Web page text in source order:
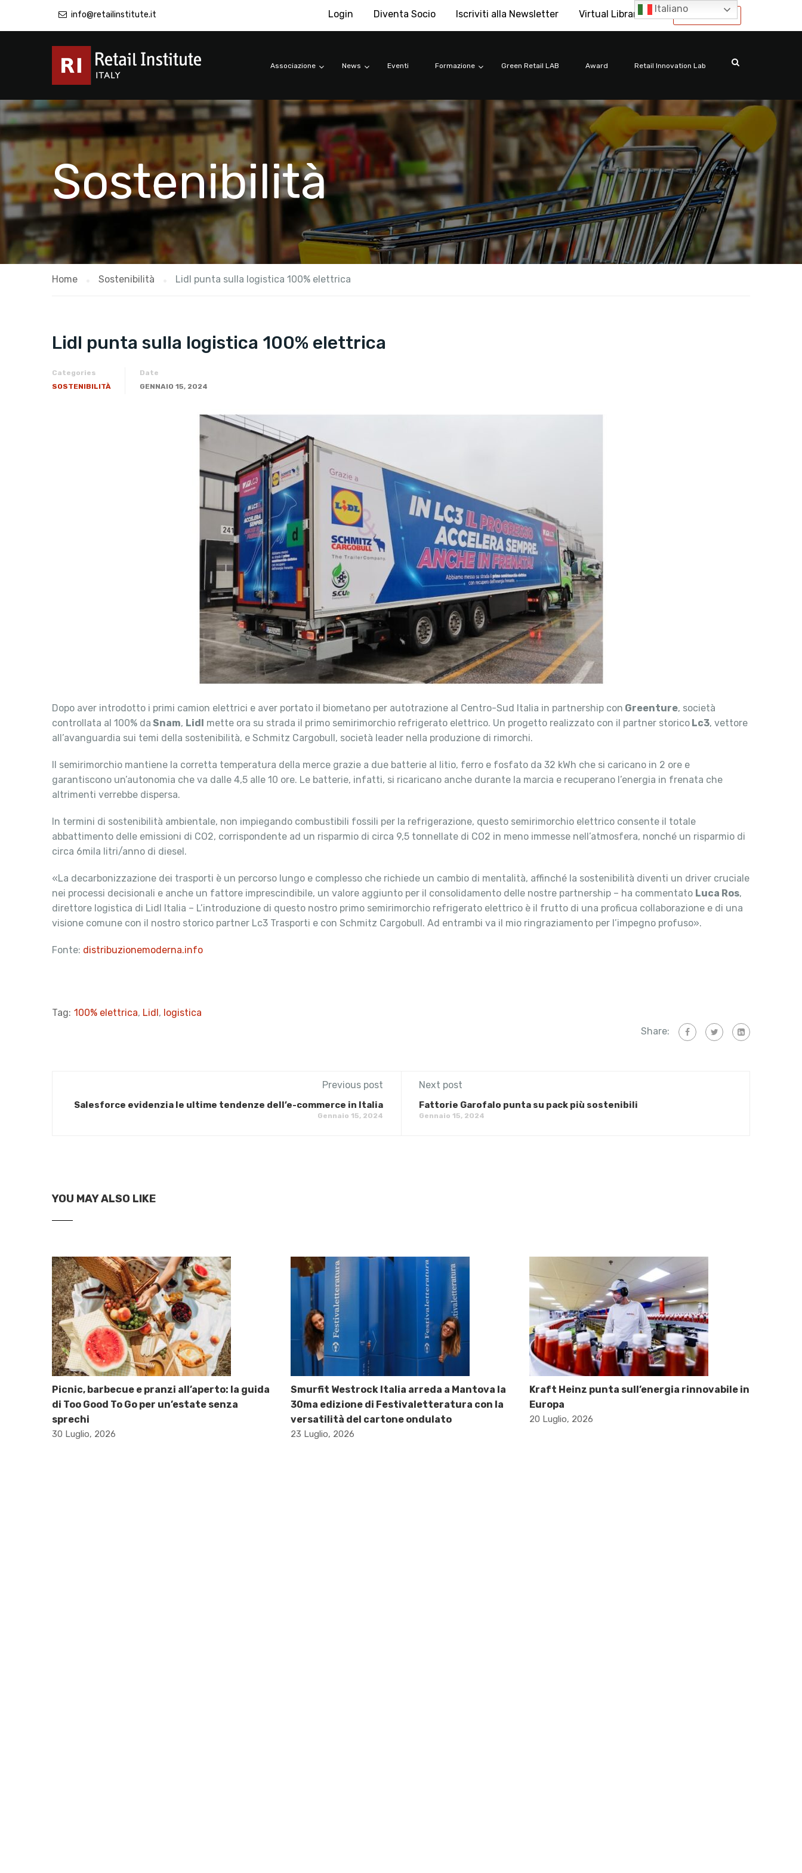
info@retailinstitute.it International
Login Diventa Socio Iscriviti alla Newsletter Virtual Library
Associazione News Eventi Formazione Green Retail LAB Award Retail Innovation Lab
Sostenibilità
Home Sostenibilità Lidl punta sulla logistica 100% elettrica
Lidl punta sulla logistica 100% elettrica
Categories
SOSTENIBILITÀ
Date
GENNAIO 15, 2024
Dopo aver introdotto i primi camion elettrici e aver portato il biometano per autotrazione al Centro-Sud Italia in partnership con Greenture, società
controllata al 100% da Snam, Lidl mette ora su strada il primo semirimorchio refrigerato elettrico. Un progetto realizzato con il partner storico Lc3, vettore
all’avanguardia sui temi della sostenibilità, e Schmitz Cargobull, società leader nella produzione di rimorchi.
Il semirimorchio mantiene la corretta temperatura della merce grazie a due batterie al litio, ferro e fosfato da 32 kWh che si caricano in 2 ore e
garantiscono un’autonomia che va dalle 4,5 alle 10 ore. Le batterie, infatti, si ricaricano anche durante la marcia e recuperano l’energia in frenata che
altrimenti verrebbe dispersa.
In termini di sostenibilità ambientale, non impiegando combustibili fossili per la refrigerazione, questo semirimorchio elettrico consente il totale
abbattimento delle emissioni di CO2, corrispondente ad un risparmio di circa 9,5 tonnellate di CO2 in meno immesse nell’atmosfera, nonché un risparmio di
circa 6mila litri/anno di diesel.
«La decarbonizzazione dei trasporti è un percorso lungo e complesso che richiede un cambio di mentalità, affinché la sostenibilità diventi un driver cruciale
nei processi decisionali e anche un fattore imprescindibile, un valore aggiunto per il consolidamento delle nostre partnership – ha commentato Luca Ros,
direttore logistica di Lidl Italia – L’introduzione di questo nostro primo semirimorchio refrigerato elettrico è il frutto di una proficua collaborazione e di una
visione comune con il nostro storico partner Lc3 Trasporti e con Schmitz Cargobull. Ad entrambi va il mio ringraziamento per l’impegno profuso».
Fonte: distribuzionemoderna.info
Tag: 100% elettrica, Lidl, logistica
Share:
Previous post
Salesforce evidenzia le ultime tendenze dell’e-commerce in Italia
Gennaio 15, 2024
Next post
​Fattorie Garofalo punta su pack più sostenibili
Gennaio 15, 2024
YOU MAY ALSO LIKE
Picnic, barbecue e pranzi all’aperto: la guida
di Too Good To Go per un’estate senza
sprechi
30 Luglio, 2026
Smurfit Westrock Italia arreda a Mantova la
30ma edizione di Festivaletteratura con la
versatilità del cartone ondulato
23 Luglio, 2026
Kraft Heinz punta sull’energia rinnovabile in
Europa
20 Luglio, 2026
Italiano